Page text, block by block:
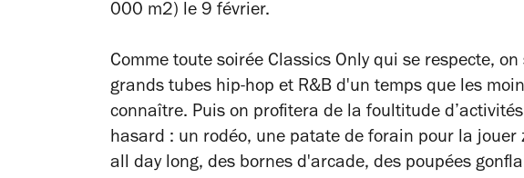
000 m2) le 9 février.
Comme toute soirée Classics Only qui se respecte,
grands tubes hip-hop et R&B d'un temps que les
connaître. Puis on profitera de la foultitude d’activités
hasard : un rodéo, une patate de forain pour la jouer
all day long, des bornes d'arcade, des poupées